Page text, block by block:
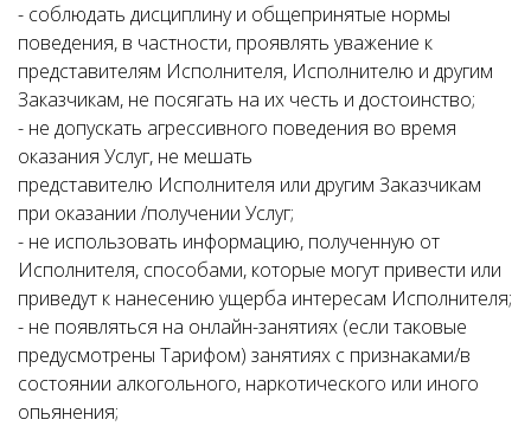
- соблюдать дисциплину и общепринятые нормы
поведения, в частности, проявлять уважение к
представителям Исполнителя, Исполнителю и другим
Заказчикам, не посягать на их честь и достоинство;
- не допускать агрессивного поведения во время
оказания Услуг, не мешать
представителю Исполнителя или другим Заказчикам
при оказании /получении Услуг;
- не использовать информацию, полученную от
Исполнителя, способами, которые могут привести или
приведут к нанесению ущерба интересам Исполнителя;
- не появляться на онлайн-занятиях (если таковые
предусмотрены Тарифом) занятиях с признаками/в
состоянии алкогольного, наркотического или иного
опьянения;